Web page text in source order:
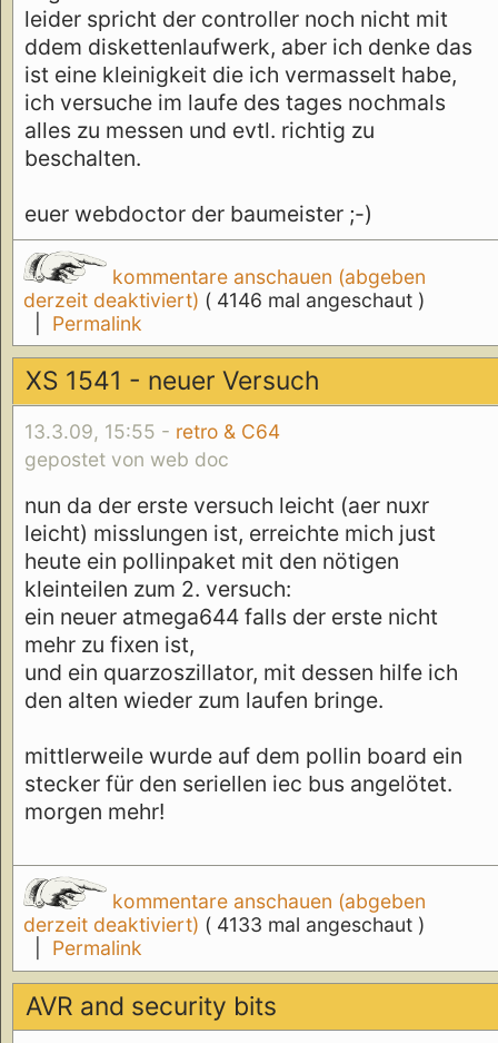
leider spricht der controller noch nicht mit
ddem diskettenlaufwerk, aber ich denke das
ist eine kleinigkeit die ich vermasselt habe,
ich versuche im laufe des tages nochmals
alles zu messen und evtl. richtig zu
beschalten.
euer webdoctor der baumeister ;-)
kommentare anschauen (abgeben
derzeit deaktiviert) ( 4146 mal angeschaut )
Permalink
XS 1541 - neuer Versuch
13.3.09, 15:55 - retro & C64
gepostet von web doc
nun da der erste versuch leicht (aer nuxr
leicht) misslungen ist, erreichte mich just
heute ein pollinpaket mit den nötigen
kleinteilen zum 2. versuch:
ein neuer atmega644 falls der erste nicht
mehr zu fixen ist,
und ein quarzoszillator, mit dessen hilfe ich
den alten wieder zum laufen bringe.
mittlerweile wurde auf dem pollin board ein
stecker für den seriellen iec bus angelötet.
morgen mehr!
kommentare anschauen (abgeben
derzeit deaktiviert) ( 4133 mal angeschaut )
Permalink
AVR and security bits